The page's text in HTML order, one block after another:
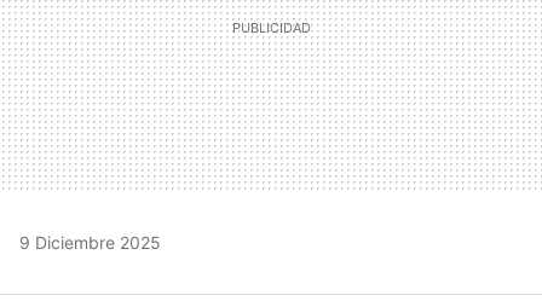
9 Diciembre 2025